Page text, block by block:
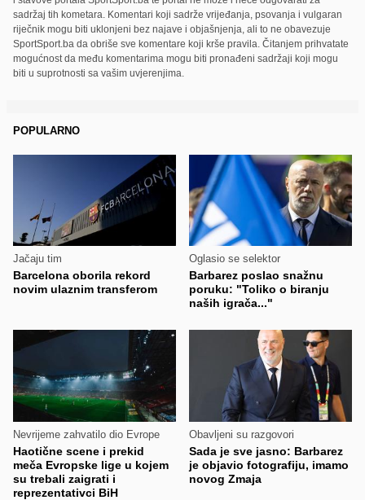
sadržaj tih kometara. Komentari koji sadrže vrijeđanja, psovanja i vulgaran
riječnik mogu biti uklonjeni bez najave i objašnjenja, ali to ne obavezuje
SportSport.ba da obriše sve komentare koji krše pravila. Čitanjem prihvatate
mogućnost da među komentarima mogu biti pronađeni sadržaji koji mogu
biti u suprotnosti sa vašim uvjerenjima.
POPULARNO
Jačaju tim
Barcelona oborila rekord
novim ulaznim transferom
Oglasio se selektor
Barbarez poslao snažnu
poruku: "Toliko o biranju
naših igrača..."
Nevrijeme zahvatilo dio Evrope
Haotične scene i prekid
meča Evropske lige u kojem
su trebali zaigrati i
reprezentativci BiH
Obavljeni su razgovori
Sada je sve jasno: Barbarez
je objavio fotografiju, imamo
novog Zmaja